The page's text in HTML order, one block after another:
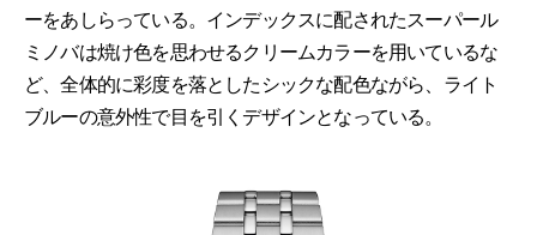
ーをあしらっている。インデックスに配されたスーパール
ミノバは焼け色を思わせるクリームカラーを用いているな
ど、全体的に彩度を落としたシックな配色ながら、ライト
ブルーの意外性で目を引くデザインとなっている。